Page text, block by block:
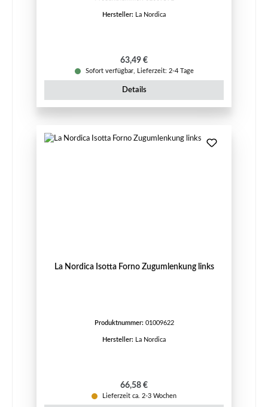
Hersteller: La Nordica
Regulärer Preis:
63,49 €
Sofort verfügbar, Lieferzeit: 2-4 Tage
Details
La Nordica Isotta Forno Zugumlenkung links
Produktnummer: 01009622
Hersteller: La Nordica
Regulärer Preis:
66,58 €
Lieferzeit ca. 2-3 Wochen